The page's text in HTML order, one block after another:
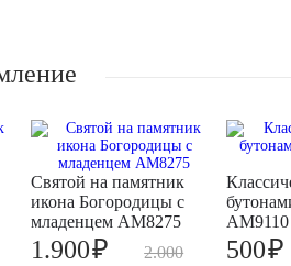
Святой на памятник
икона Богородицы с
младенцем AM8275
2.000
1.900₽
AM9110
500₽